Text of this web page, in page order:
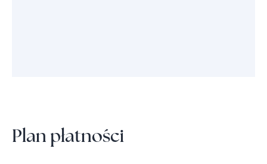
Plan płatności